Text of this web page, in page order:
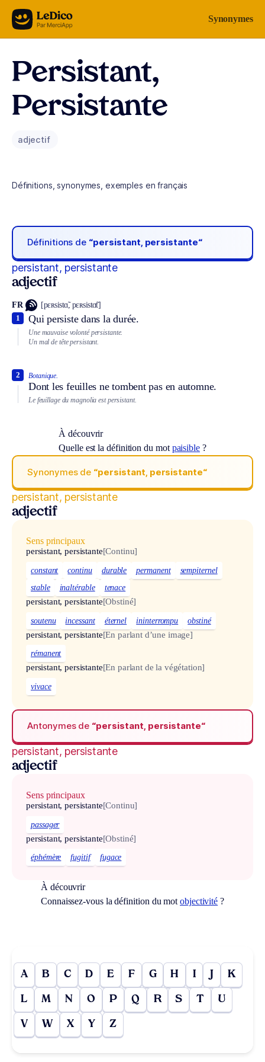
Aller au contenu Synonymes
Persistant,
Persistante
adjectif
Définitions, synonymes, exemples en français
Définitions de “persistant, persistante“
persistant, persistante
adjectif
FR [pɛʀsistɑ̃, pɛʀsistɑ̃t]
Qui persiste dans la durée.
1
Une mauvaise volonté persistante.
Un mal de tête persistant.
Botanique.
Dont les feuilles ne tombent pas en automne.
2
Le feuillage du magnolia est persistant.
À découvrir
Quelle est la définition du mot paisible?
Synonymes de “persistant, persistante“
persistant, persistante
adjectif
Sens principaux
persistant, persistante[Continu]
constant continu durable permanent
sempiternel
stable
inaltérable tenace
persistant, persistante[Obstiné]
soutenu incessant éternel ininterrompu obstiné
persistant, persistante[En parlant d’une image]
rémanent
persistant, persistante[En parlant de la végétation]
vivace
Antonymes de “persistant, persistante“
persistant, persistante
adjectif
Sens principaux
persistant, persistante[Continu]
passager
persistant, persistante[Obstiné]
éphémère fugitif fugace
À découvrir
Connaissez-vous la définition du motobjectivité ?
A B C D E F G H I J K
L M N O P Q R S T U
V W X Y Z